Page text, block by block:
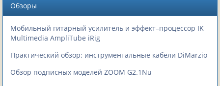
Обзоры
Мобильный гитарный усилитель и эффект–процессор IK
Multimedia AmpliTube iRig
Практический обзор: инструментальные кабели DiMarzio
Обзор подписных моделей ZOOM G2.1Nu